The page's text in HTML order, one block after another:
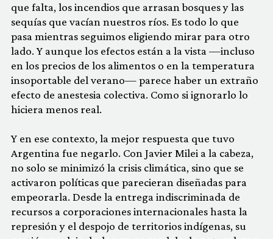
que falta, los incendios que arrasan bosques y las
sequías que vacían nuestros ríos. Es todo lo que
pasa mientras seguimos eligiendo mirar para otro
lado. Y aunque los efectos están a la vista —incluso
en los precios de los alimentos o en la temperatura
insoportable del verano— parece haber un extraño
efecto de anestesia colectiva. Como si ignorarlo lo
hiciera menos real.
Y en ese contexto, la mejor respuesta que tuvo
Argentina fue negarlo. Con Javier Milei a la cabeza,
no solo se minimizó la crisis climática, sino que se
activaron políticas que parecieran diseñadas para
empeorarla. Desde la entrega indiscriminada de
recursos a corporaciones internacionales hasta la
represión y el despojo de territorios indígenas, su